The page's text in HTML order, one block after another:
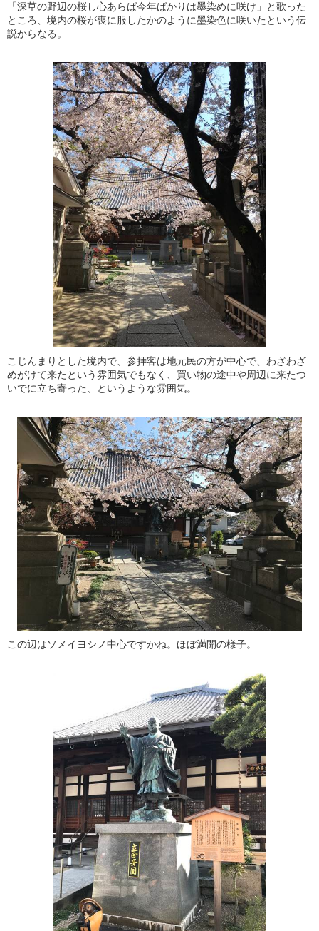
「深草の野辺の桜し心あらば今年ばかりは墨染めに咲け」と歌った
ところ、境内の桜が喪に服したかのように墨染色に咲いたという伝
説からなる。
こじんまりとした境内で、参拝客は地元民の方が中心で、わざわざ
めがけて来たという雰囲気でもなく、買い物の途中や周辺に来たつ
いでに立ち寄った、というような雰囲気。
この辺はソメイヨシノ中心ですかね。ほぼ満開の様子。